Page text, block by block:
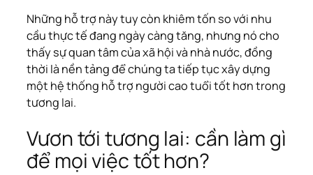
Những hỗ trợ này tuy còn khiêm tốn so với nhu
cầu thực tế đang ngày càng tăng, nhưng nó cho
thấy sự quan tâm của xã hội và nhà nước, đồng
thời là nền tảng để chúng ta tiếp tục xây dựng
một hệ thống hỗ trợ người cao tuổi tốt hơn trong
tương lai.
Vươn tới tương lai: cần làm gì
để mọi việc tốt hơn?